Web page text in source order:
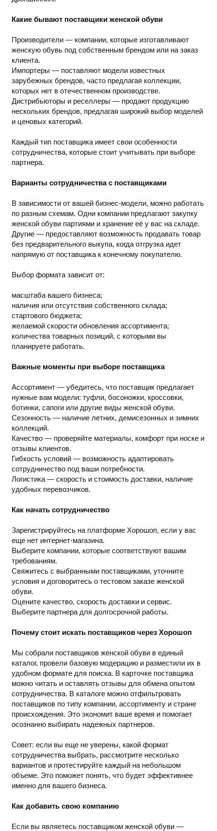
Какие бывают поставщики женской обуви
Производители — компании, которые изготавливают
женскую обувь под собственным брендом или на заказ
клиента.
Импортеры — поставляют модели известных
зарубежных брендов, часто предлагая коллекции,
которых нет в отечественном производстве.
Дистрибьюторы и реселлеры — продают продукцию
нескольких брендов, предлагая широкий выбор моделей
и ценовых категорий.
Каждый тип поставщика имеет свои особенности
сотрудничества, которые стоит учитывать при выборе
партнера.
Варианты сотрудничества с поставщиками
В зависимости от вашей бизнес-модели, можно работать
по разным схемам. Одни компании предлагают закупку
женской обуви партиями и хранение её у вас на складе.
Другие — предоставляют возможность продавать товар
без предварительного выкупа, когда отгрузка идет
напрямую от поставщика к конечному покупателю.
Выбор формата зависит от:
масштаба вашего бизнеса;
наличия или отсутствия собственного склада;
стартового бюджета;
желаемой скорости обновления ассортимента;
количества товарных позиций, с которыми вы
планируете работать.
Важные моменты при выборе поставщика
Ассортимент — убедитесь, что поставщик предлагает
нужные вам модели: туфли, босоножки, кроссовки,
ботинки, сапоги или другие виды женской обуви.
Сезонность — наличие летних, демисезонных и зимних
коллекций.
Качество — проверяйте материалы, комфорт при носке и
отзывы клиентов.
Гибкость условий — возможность адаптировать
сотрудничество под ваши потребности.
Логистика — скорость и стоимость доставки, наличие
удобных перевозчиков.
Как начать сотрудничество
Зарегистрируйтесь на платформе Хорошоп, если у вас
еще нет интернет-магазина.
Выберите компании, которые соответствуют вашим
требованиям.
Свяжитесь с выбранными поставщиками, уточните
условия и договоритесь о тестовом заказе женской
обуви.
Оцените качество, скорость доставки и сервис.
Выберите партнера для долгосрочной работы.
Почему стоит искать поставщиков через Хорошоп
Мы собрали поставщиков женской обуви в единый
каталог, провели базовую модерацию и разместили их в
удобном формате для поиска. В карточке поставщика
можно читать и оставлять отзывы для обмена опытом
сотрудничества. В каталоге можно отфильтровать
поставщиков по типу компании, ассортименту и стране
происхождения. Это экономит ваше время и помогает
осознанно выбирать надежных партнеров.
Совет: если вы еще не уверены, какой формат
сотрудничества выбрать, рассмотрите несколько
вариантов и протестируйте каждый на небольшом
объеме. Это поможет понять, что будет эффективнее
именно для вашего бизнеса.
Как добавить свою компанию
Если вы являетесь поставщиком женской обуви —